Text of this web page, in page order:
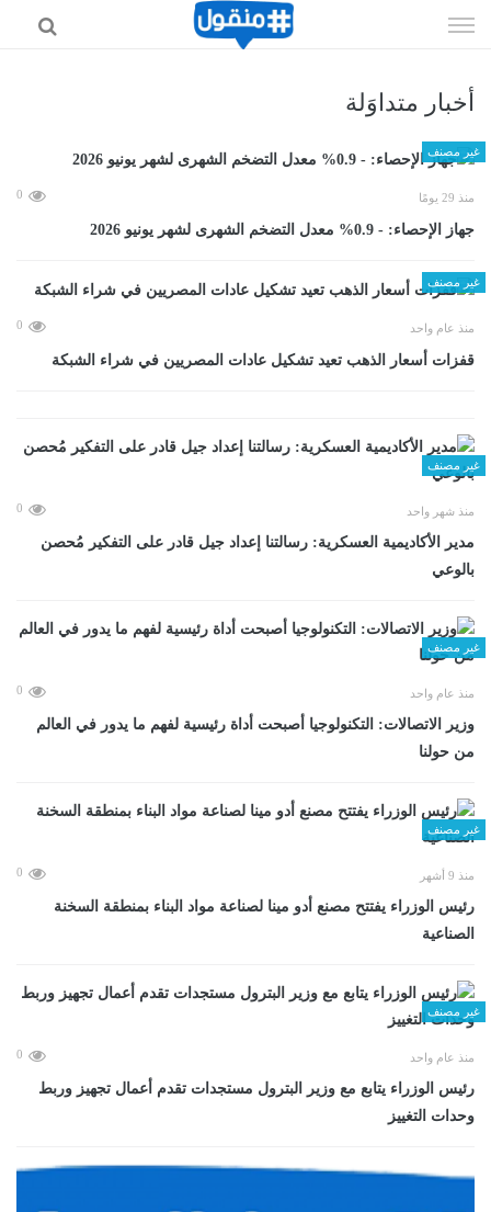
الى
أخبار متداوَلة
غير مصنف
منذ 29 يومًا 0
جهاز الإحصاء: - 0.9% معدل التضخم الشهرى لشهر يونيو 2026
غير مصنف
منذ عام واحد 0
قفزات أسعار الذهب تعيد تشكيل عادات المصريين في شراء الشبكة
غير مصنف
منذ شهر واحد 0
مدير الأكاديمية العسكرية: رسالتنا إعداد جيل قادر على التفكير مُحصن
بالوعي
غير مصنف
منذ عام واحد 0
وزير الاتصالات: التكنولوجيا أصبحت أداة رئيسية لفهم ما يدور في العالم
من حولنا
غير مصنف
منذ 9 أشهر 0
رئيس الوزراء يفتتح مصنع أدو مينا لصناعة مواد البناء بمنطقة السخنة
الصناعية
غير مصنف
منذ عام واحد 0
رئيس الوزراء يتابع مع وزير البترول مستجدات تقدم أعمال تجهيز وربط
وحدات التغييز